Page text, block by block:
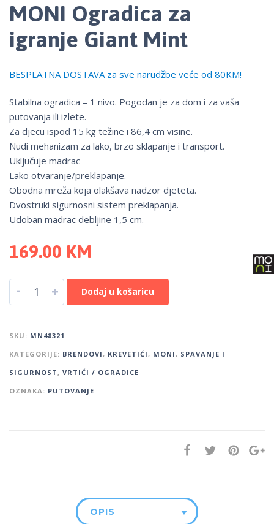
MONI Ogradica za
igranje Giant Mint
BESPLATNA DOSTAVA za sve narudžbe veće od 80KM!
Stabilna ogradica – 1 nivo. Pogodan je za dom i za vaša
putovanja ili izlete.
Za djecu ispod 15 kg težine i 86,4 cm visine.
Nudi mehanizam za lako, brzo sklapanje i transport.
Uključuje madrac
Lako otvaranje/preklapanje.
Obodna mreža koja olakšava nadzor djeteta.
Dvostruki sigurnosni sistem preklapanja.
Udoban madrac debljine 1,5 cm.
169.00 KM
- + Dodaj u košaricu
SKU: MN48321
KATEGORIJE: BRENDOVI, KREVETIĆI, MONI, SPAVANJE I
SIGURNOST, VRTIĆI / OGRADICE
OZNAKA: PUTOVANJE
OPIS